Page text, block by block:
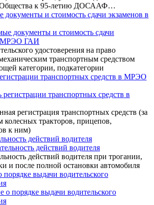
Общества к 95-летию ДОСААФ…
документы и стоимость сдачи экзаменов в
удостоверения на право
транспортным средством
категории, подкатегории
транспортных средств в МРЭО
регистрация транспортных средств (за
колесных тракторов, прицепов,
к ним)
действий водителя
действий водителя при трогании,
и после полной остановки автомобиля
выдачи водительского